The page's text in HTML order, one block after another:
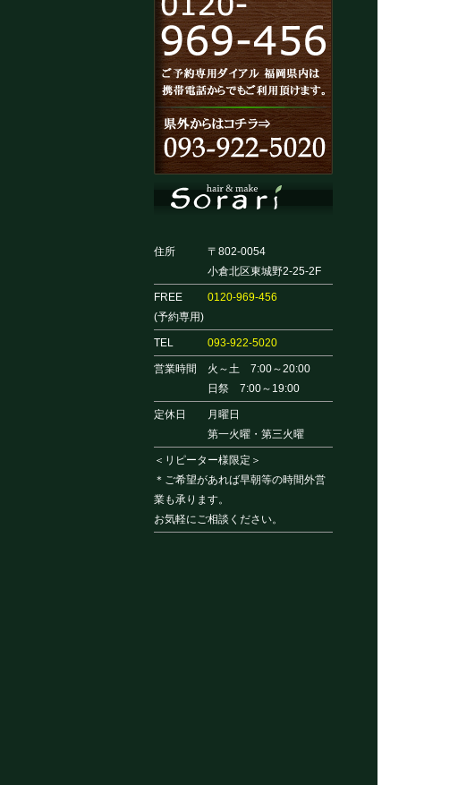
住所
〒802-0054
小倉北区東城野2-25-2F
FREE
(予約専用)
0120-969-456
TEL 093-922-5020
営業時間
火～土 7:00～20:00
日祭 7:00～19:00
定休日
月曜日
第一火曜・第三火曜
＜リピーター様限定＞
＊ご希望があれば早朝等の時間外営
業も承ります。
お気軽にご相談ください。